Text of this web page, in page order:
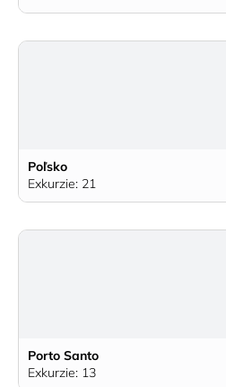
Poľsko
Exkurzie: 21
Porto Santo
Exkurzie: 13